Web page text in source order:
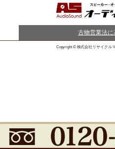
古物営業法
Copyright © 株式会社リサイクル